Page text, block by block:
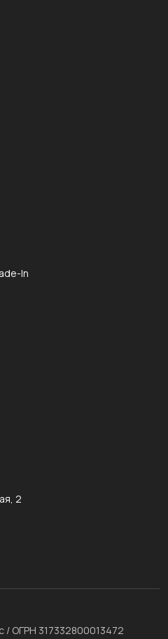
In
2
/ ОГРН 317332800013472